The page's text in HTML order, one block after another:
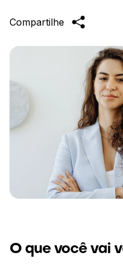
Compartilhe
O que você vai